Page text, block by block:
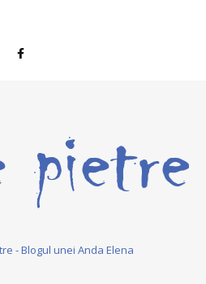
- Blogul unei Anda Elena